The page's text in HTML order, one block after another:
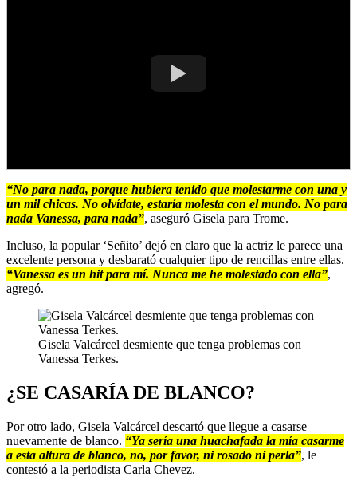
“No para nada, porque hubiera tenido que molestarme con una y
un mil chicas. No olvídate, estaría molesta con el mundo. No para
nada Vanessa, para nada”, aseguró Gisela para Trome.
Incluso, la popular ‘Señito’ dejó en claro que la actriz le parece una
excelente persona y desbarató cualquier tipo de rencillas entre ellas.
“Vanessa es un hit para mí. Nunca me he molestado con ella”,
agregó.
Gisela Valcárcel desmiente que tenga problemas con
Vanessa Terkes.
¿SE CASARÍA DE BLANCO?
Por otro lado, Gisela Valcárcel descartó que llegue a casarse
nuevamente de blanco. “Ya sería una huachafada la mía casarme
a esta altura de blanco, no, por favor, ni rosado ni perla”, le
contestó a la periodista Carla Chevez.